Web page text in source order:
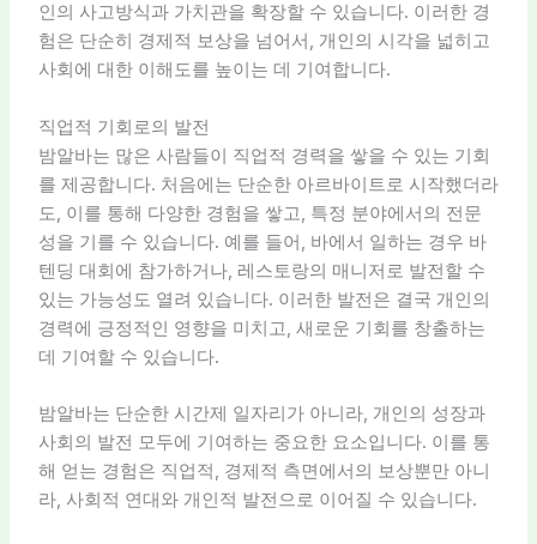
인의 사고방식과 가치관을 확장할 수 있습니다. 이러한 경
험은 단순히 경제적 보상을 넘어서, 개인의 시각을 넓히고
사회에 대한 이해도를 높이는 데 기여합니다.
직업적 기회로의 발전
밤알바는 많은 사람들이 직업적 경력을 쌓을 수 있는 기회
를 제공합니다. 처음에는 단순한 아르바이트로 시작했더라
도, 이를 통해 다양한 경험을 쌓고, 특정 분야에서의 전문
성을 기를 수 있습니다. 예를 들어, 바에서 일하는 경우 바
텐딩 대회에 참가하거나, 레스토랑의 매니저로 발전할 수
있는 가능성도 열려 있습니다. 이러한 발전은 결국 개인의
경력에 긍정적인 영향을 미치고, 새로운 기회를 창출하는
데 기여할 수 있습니다.
밤알바는 단순한 시간제 일자리가 아니라, 개인의 성장과
사회의 발전 모두에 기여하는 중요한 요소입니다. 이를 통
해 얻는 경험은 직업적, 경제적 측면에서의 보상뿐만 아니
라, 사회적 연대와 개인적 발전으로 이어질 수 있습니다.